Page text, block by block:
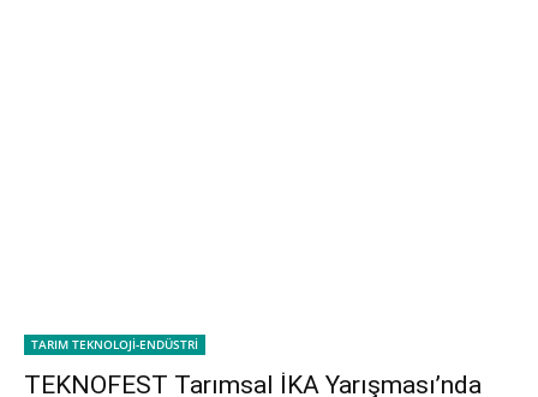
TARIM TEKNOLOJİ-ENDÜSTRİ
TEKNOFEST Tarımsal İKA Yarışması’nda